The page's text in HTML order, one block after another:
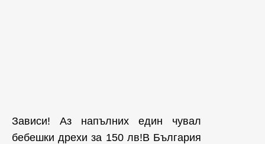
Зависи! Аз напълних един чувал
бебешки дрехи за 150 лв!В България